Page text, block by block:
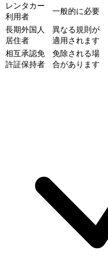
レンタカー
利用者
一般的に必要
長期外国人
居住者
異なる規則が
適用されます
相互承認免
許証保持者
免除される場
合があります